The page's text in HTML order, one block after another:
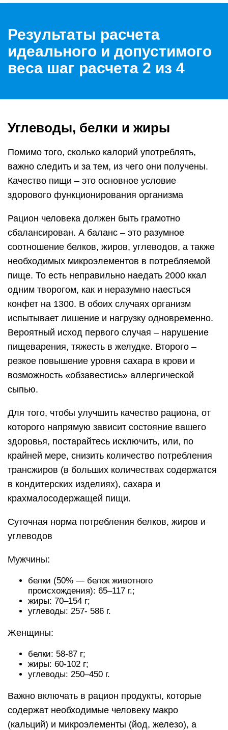
Результаты расчета
идеального и допустимого
веса шаг расчета 2 из 4
Углеводы, белки и жиры
Помимо того, сколько калорий употреблять,
важно следить и за тем, из чего они получены.
Качество пищи – это основное условие
здорового функционирования организма
Рацион человека должен быть грамотно
сбалансирован. А баланс – это разумное
соотношение белков, жиров, углеводов, а также
необходимых микроэлементов в потребляемой
пище. То есть неправильно наедать 2000 ккал
одним творогом, как и неразумно наесться
конфет на 1300. В обоих случаях организм
испытывает лишение и нагрузку одновременно.
Вероятный исход первого случая – нарушение
пищеварения, тяжесть в желудке. Второго –
резкое повышение уровня сахара в крови и
возможность «обзавестись» аллергической
сыпью.
Для того, чтобы улучшить качество рациона, от
которого напрямую зависит состояние вашего
здоровья, постарайтесь исключить, или, по
крайней мере, снизить количество потребления
трансжиров (в больших количествах содержатся
в кондитерских изделиях), сахара и
крахмалосодержащей пищи.
Суточная норма потребления белков, жиров и
углеводов
Мужчины:
белки (50% — белок животного
происхождения): 65–117 г.;
жиры: 70–154 г;
углеводы: 257- 586 г.
Женщины:
белки: 58-87 г;
жиры: 60-102 г;
углеводы: 250–450 г.
Важно включать в рацион продукты, которые
содержат необходимые человеку макро
(кальций) и микроэлементы (йод, железо), а